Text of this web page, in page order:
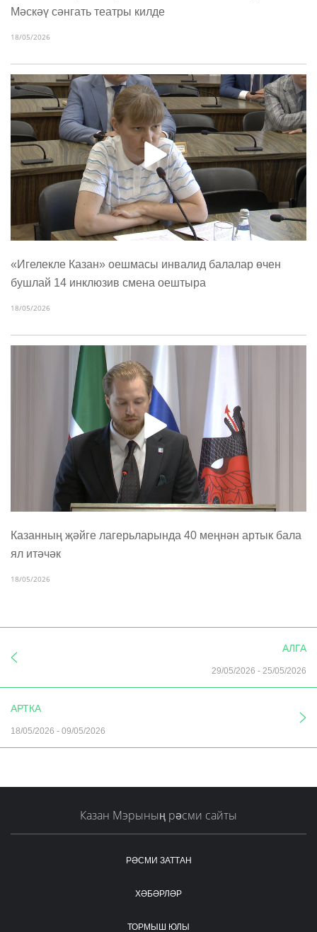
Мәскәү сәнгать театры килде
18/05/2026
«Игелекле Казан» оешмасы инвалид балалар өчен
бушлай 14 инклюзив смена оештыра
18/05/2026
Казанның җәйге лагерьларында 40 меңнән артык бала
ял итәчәк
18/05/2026
АЛГА
29/05/2026 - 25/05/2026
АРТКА
18/05/2026 - 09/05/2026
Казан Мэрының рәсми сайты
РӘСМИ ЗАТТАН
ХӘБӘРЛӘР
ТОРМЫШ ЮЛЫ